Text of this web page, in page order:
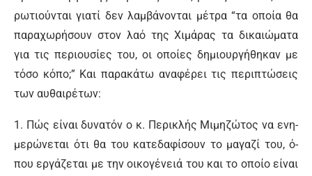
ρω­τιού­νται για­τί δεν λαμ­βά­νο­νται μέ­τρα “τα ο­ποί­α θα
πα­ρα­χω­ρή­σουν στον λα­ό της Χι­μά­ρας τα δι­καιώ­μα­τα
για τις πε­ριου­σί­ες του, οι ο­ποί­ες δη­μιουρ­γή­θη­καν με
τό­σο κό­πο;” Και πα­ρα­κά­τω α­να­φέ­ρει τις πε­ρι­πτώ­σεις
των αυ­θαι­ρέ­των:
1. Πώς εί­ναι δυ­να­τόν ο κ. Πε­ρι­κλής Μι­μη­ζώ­τος να ε­νη­
με­ρώ­νε­ται ό­τι θα του κα­τε­δα­φί­σουν το μα­γα­ζί του, ό­
που ερ­γά­ζε­ται με την οι­κο­γέ­νειά του και το ο­ποί­ο εί­ναι